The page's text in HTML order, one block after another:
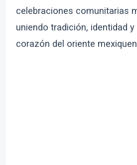
celebraciones comunitarias
uniendo tradición, identidad y
corazón del oriente